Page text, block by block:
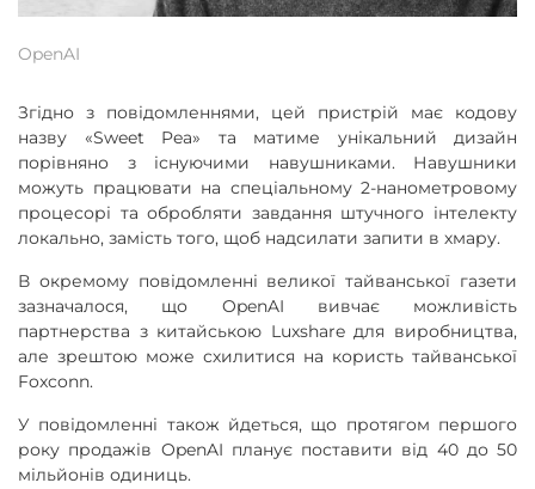
OpenAI
Згідно з повідомленнями, цей пристрій має кодову
назву «Sweet Pea» та матиме унікальний дизайн
порівняно з існуючими навушниками. Навушники
можуть працювати на спеціальному 2-нанометровому
процесорі та обробляти завдання штучного інтелекту
локально, замість того, щоб надсилати запити в хмару.
В окремому повідомленні великої тайванської газети
зазначалося, що OpenAI вивчає можливість
партнерства з китайською Luxshare для виробництва,
але зрештою може схилитися на користь тайванської
Foxconn.
У повідомленні також йдеться, що протягом першого
року продажів OpenAI планує поставити від 40 до 50
мільйонів одиниць.